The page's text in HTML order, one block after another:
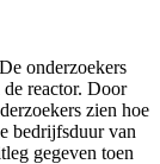
onderzoekers
reactor. Door
zien hoe
bedrijfsduur van
gegeven toen